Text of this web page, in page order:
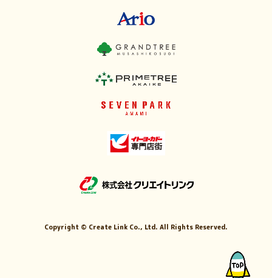
Copyright © Create Link Co., Ltd. All Rights Reserved.